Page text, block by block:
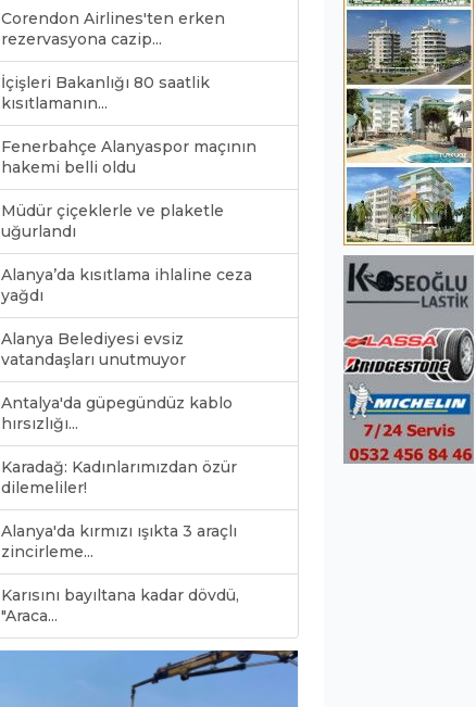
Corendon Airlines'ten erken
rezervasyona cazip...
İçişleri Bakanlığı 80 saatlik
kısıtlamanın...
Fenerbahçe Alanyaspor maçının
hakemi belli oldu
Müdür çiçeklerle ve plaketle
uğurlandı
Alanya’da kısıtlama ihlaline ceza
yağdı
Alanya Belediyesi evsiz
vatandaşları unutmuyor
Antalya'da güpegündüz kablo
hırsızlığı...
Karadağ: Kadınlarımızdan özür
dilemeliler!
Alanya'da kırmızı ışıkta 3 araçlı
zincirleme...
Karısını bayıltana kadar dövdü,
"Araca...